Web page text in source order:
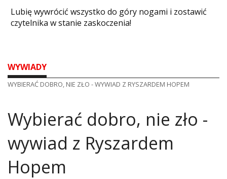
​Lubię wywrócić wszystko do góry nogami i zostawić
czytelnika w stanie zaskoczenia!
WYWIADY
WYBIERAĆ DOBRO, NIE ZŁO - WYWIAD Z RYSZARDEM HOPEM
Wybierać dobro, nie zło -
wywiad z Ryszardem
Hopem